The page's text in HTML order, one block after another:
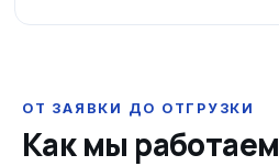
ОТ ЗАЯВКИ ДО ОТГРУЗКИ
Как мы работаем